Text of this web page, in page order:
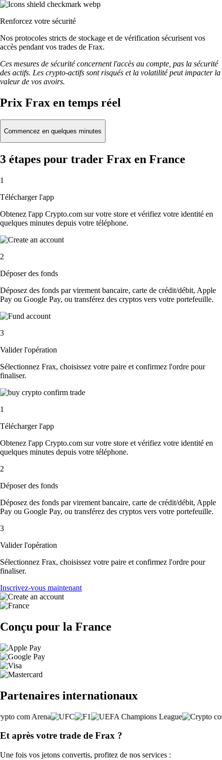
Renforcez votre sécurité
Nos protocoles stricts de stockage et de vérification sécurisent vos
accès pendant vos trades de Frax.
Ces mesures de sécurité concernent l'accès au compte, pas la sécurité
des actifs. Les crypto-actifs sont risqués et la volatilité peut impacter la
valeur de vos avoirs.
Prix Frax en temps réel
Commencez en quelques minutes
3 étapes pour trader Frax en France
1
Télécharger l'app
Obtenez l'app Crypto.com sur votre store et vérifiez votre identité en
quelques minutes depuis votre téléphone.
2
Déposer des fonds
Déposez des fonds par virement bancaire, carte de crédit/débit, Apple
Pay ou Google Pay, ou transférez des cryptos vers votre portefeuille.
3
Valider l'opération
Sélectionnez Frax, choisissez votre paire et confirmez l'ordre pour
finaliser.
1
Télécharger l'app
Obtenez l'app Crypto.com sur votre store et vérifiez votre identité en
quelques minutes depuis votre téléphone.
2
Déposer des fonds
Déposez des fonds par virement bancaire, carte de crédit/débit, Apple
Pay ou Google Pay, ou transférez des cryptos vers votre portefeuille.
3
Valider l'opération
Sélectionnez Frax, choisissez votre paire et confirmez l'ordre pour
finaliser.
Inscrivez-vous maintenant
Conçu pour la France
Partenaires internationaux
Et après votre trade de Frax ?
Une fois vos jetons convertis, profitez de nos services :